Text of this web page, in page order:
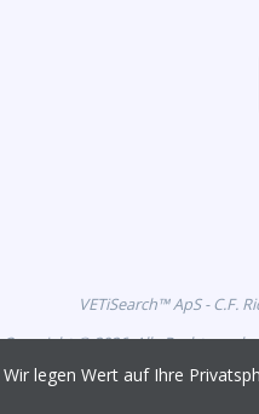
VETiSearch™ ApS - C.F.
Copyright © 2026. Alle Rechte
Wir legen Wert auf Ihre